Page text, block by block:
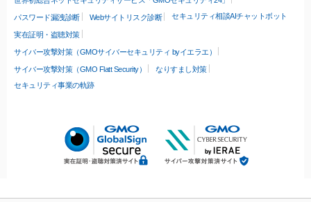
パスワード漏洩診断 Webサイトリスク診断 セキュリティ相談AIチャットボット
実在証明・盗聴対策
サイバー攻撃対策（GMOサイバーセキュリティ byイエラエ）
サイバー攻撃対策（GMO Flatt Security）
なりすまし対策
セキュリティ事業の軌跡